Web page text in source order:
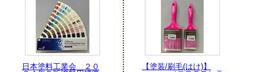
日本塗料工業会 ２０
【塗装/刷毛(はけ)】